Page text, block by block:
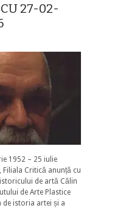
27-02-
1952 – 25 iulie
Critică anunță cu
de artă Călin
de Arte Plastice
de istoria artei și a